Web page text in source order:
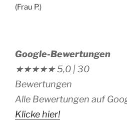
(Frau P.)
Google-Bewertungen
★★★★★5,0 |30
Bewertungen
Alle Bewertungen auf
Klicke hier!